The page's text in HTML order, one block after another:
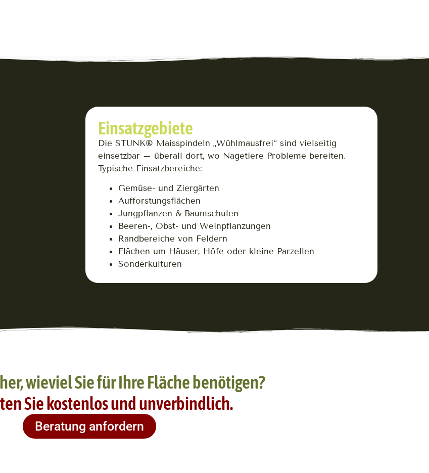
Einsatzgebiete
Die STUNK® Maisspindeln „Wühlmausfrei“ sind vielseitig
einsetzbar – überall dort, wo Nagetiere Probleme bereiten.
Typische Einsatzbereiche:
Gemüse- und Ziergärten
Aufforstungsflächen
Jungpflanzen & Baumschulen
Beeren-, Obst- und Weinpflanzungen
Randbereiche von Feldern
Flächen um Häuser, Höfe oder kleine Parzellen
Sonderkulturen
wieviel Sie für Ihre Fläche benötigen?
Sie kostenlos und unverbindlich.
Beratung anfordern